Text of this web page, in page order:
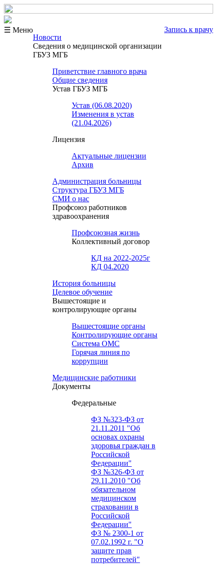
☰ Меню
Запись к врачу
Новости
Сведения о медицинской организации
ГБУЗ МГБ
Приветствие главного врача
Общие сведения
Устав ГБУЗ МГБ
Устав (06.08.2020)
Изменения в устав
(21.04.2026)
Лицензия
Актуальные лицензии
Архив
Администрация больницы
Структура ГБУЗ МГБ
СМИ о нас
Профсоюз работников
здравоохранения
Профсоюзная жизнь
Коллективный договор
КД на 2022-2025г
КД 04.2020
История больницы
Целевое обучение
Вышестоящие и
контролирующие органы
Вышестоящие органы
Контролирующие органы
Система ОМС
Горячая линия по
коррупции
Медицинские работники
Документы
Федеральные
ФЗ №323-ФЗ от
21.11.2011 "Об
основах охраны
здоровья граждан в
Российской
Федерации"
ФЗ №326-ФЗ от
29.11.2010 "Об
обязательном
медицинском
страховании в
Российской
Федерации"
ФЗ № 2300-1 от
07.02.1992 г. "О
защите прав
потребителей"